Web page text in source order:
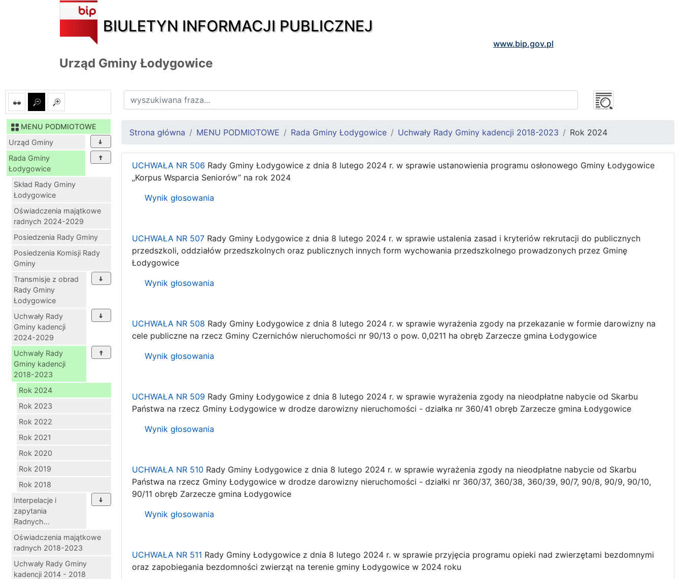
BIULETYN INFORMACJI PUBLICZNEJ
www.bip.gov.pl
Urząd Gminy Łodygowice
MENU PODMIOTOWE
Urząd Gminy
Rada Gminy
Łodygowice
Skład Rady Gminy
Łodygowice
Oświadczenia majątkowe
radnych 2024-2029
Posiedzenia Rady Gminy
Posiedzenia Komisji Rady
Gminy
Transmisje z obrad
Rady Gminy
Łodygowice
Uchwały Rady
Gminy kadencji
2024-2029
Uchwały Rady
Gminy kadencji
2018-2023
Rok 2024
Rok 2023
Rok 2022
Rok 2021
Rok 2020
Rok 2019
Rok 2018
Interpelacje i
zapytania
Radnych...
Oświadczenia majątkowe
radnych 2018-2023
Uchwały Rady Gminy
kadencji 2014 - 2018
Strona główna MENU PODMIOTOWE Rada Gminy Łodygowice Uchwały Rady Gminy kadencji 2018-2023 Rok 2024
UCHWAŁA NR 506 Rady Gminy Łodygowice z dnia 8 lutego 2024 r. w sprawie ustanowienia programu osłonowego Gminy Łodygowice
„Korpus Wsparcia Seniorów” na rok 2024
Wynik głosowania
UCHWAŁA NR 507 Rady Gminy Łodygowice z dnia 8 lutego 2024 r. w sprawie ustalenia zasad i kryteriów rekrutacji do publicznych
przedszkoli, oddziałów przedszkolnych oraz publicznych innych form wychowania przedszkolnego prowadzonych przez Gminę
Łodygowice
Wynik głosowania
UCHWAŁA NR 508 Rady Gminy Łodygowice z dnia 8 lutego 2024 r. w sprawie wyrażenia zgody na przekazanie w formie darowizny na
cele publiczne na rzecz Gminy Czernichów nieruchomości nr 90/13 o pow. 0,0211 ha obręb Zarzecze gmina Łodygowice
Wynik głosowania
UCHWAŁA NR 509 Rady Gminy Łodygowice z dnia 8 lutego 2024 r. w sprawie wyrażenia zgody na nieodpłatne nabycie od Skarbu
Państwa na rzecz Gminy Łodygowice w drodze darowizny nieruchomości - działka nr 360/41 obręb Zarzecze gmina Łodygowice
Wynik głosowania
UCHWAŁA NR 510 Rady Gminy Łodygowice z dnia 8 lutego 2024 r. w sprawie wyrażenia zgody na nieodpłatne nabycie od Skarbu
Państwa na rzecz Gminy Łodygowice w drodze darowizny nieruchomości - działki nr 360/37, 360/38, 360/39, 90/7, 90/8, 90/9, 90/10,
90/11 obręb Zarzecze gmina Łodygowice
Wynik głosowania
UCHWAŁA NR 511 Rady Gminy Łodygowice z dnia 8 lutego 2024 r. w sprawie przyjęcia programu opieki nad zwierzętami bezdomnymi
oraz zapobiegania bezdomności zwierząt na terenie gminy Łodygowice w 2024 roku